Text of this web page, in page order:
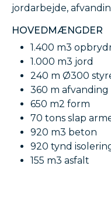
jordarbejde,
HOVEDMÆNGDER
1.400 m3
1.000 m3 jord
240 m Ø300
360 m afvanding
650 m2 form
70 tons slap
920 m3 beton
920 tynd
155 m3 asfalt